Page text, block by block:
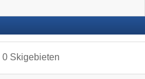
0 Skigebieten